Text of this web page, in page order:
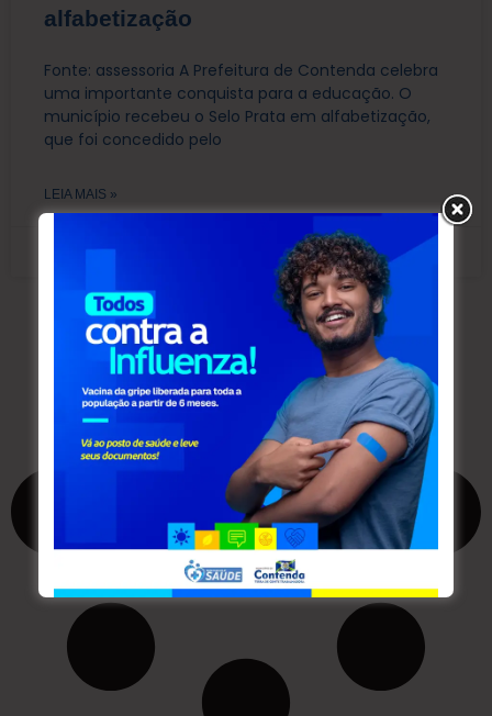
alfabetização
Fonte: assessoria A Prefeitura de Contenda celebra
uma importante conquista para a educação. O
município recebeu o Selo Prata em alfabetização,
que foi concedido pelo
LEIA MAIS »
fevereiro 18, 2026